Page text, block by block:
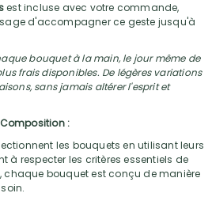
est incluse avec votre commande,
d'accompagner ce geste jusqu'à
bouquet à la main, le jour même de
frais disponibles. De légères variations
sans jamais altérer l'esprit et
Composition :
les bouquets en utilisant leurs
à respecter les critères essentiels de
bouquet est conçu de manière